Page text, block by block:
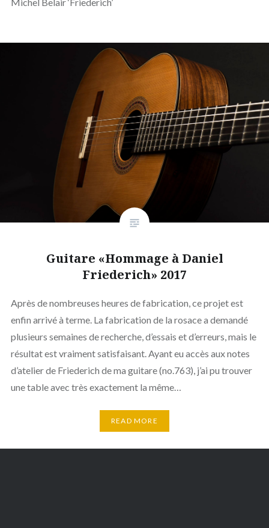
Guitare «Hommage à Daniel
Friederich» 2017
Après de nombreuses heures de fabrication, ce projet est
enfin arrivé à terme. La fabrication de la rosace a demandé
plusieurs semaines de recherche, d’essais et d’erreurs, mais le
résultat est vraiment satisfaisant. Ayant eu accès aux notes
d’atelier de Friederich de ma guitare (no.763), j’ai pu trouver
une table avec très exactement la même…
READ MORE